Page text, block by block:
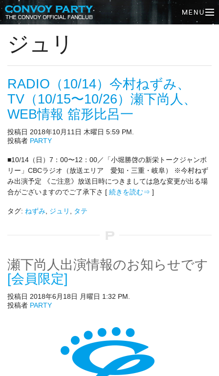
ジュリ
RADIO（10/14）今村ねずみ、
TV（10/15〜10/26）瀬下尚人、
WEB情報 舘形比呂一
投稿日 2018年10月11日 木曜日 5:59 PM.
投稿者 PARTY
■10/14（日）7：00〜12：00／「小堀勝啓の新栄トークジャンボ
リー」CBCラジオ（放送エリア 愛知・三重・岐阜） ※今村ねず
み出演予定 《ご注意》放送日時につきましては急な変更が出る場
合がございますのでご了承下さ [ 続きを読む⇒ ]
タグ: ねずみ ジュリ タテ
瀬下尚人出演情報のお知らせです
[会員限定]
投稿日 2018年6月18日 月曜日 1:32 PM.
投稿者 PARTY